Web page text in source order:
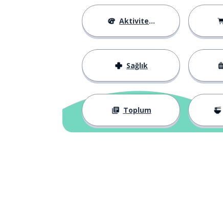
Aktiviteler
Sağlık
Toplum